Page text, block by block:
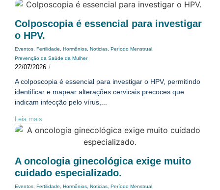
Colposcopia é essencial para investigar
o HPV.
Eventos, Fertilidade, Hormônios, Noticias, Período Menstrual,
Prevenção da Saúde da Mulher
22/07/2026 /
A colposcopia é essencial para investigar o HPV, permitindo
identificar e mapear alterações cervicais precoces que
indicam infecção pelo vírus,...
Leia mais
A oncologia ginecológica exige muito
cuidado especializado.
Eventos, Fertilidade, Hormônios, Noticias, Período Menstrual,